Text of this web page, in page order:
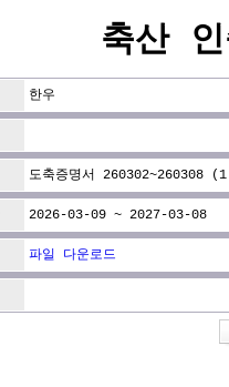
축산
한우
도축증명서 260302~260308
2026-03-09 ~ 2027-03-08
파일 다운로드